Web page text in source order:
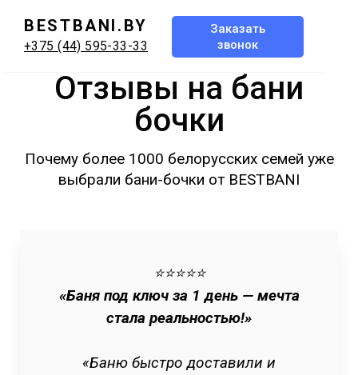
+375 (44) 595-33-33
Заказать
звонок
BESTBANI.BY
Отзывы на бани
бочки
Почему более 1000 белорусских семей уже
выбрали бани-бочки от BESTBANI
⭐⭐⭐⭐⭐
«Баня под ключ за 1 день — мечта
стала реальностью!»
«Баню быстро доставили и